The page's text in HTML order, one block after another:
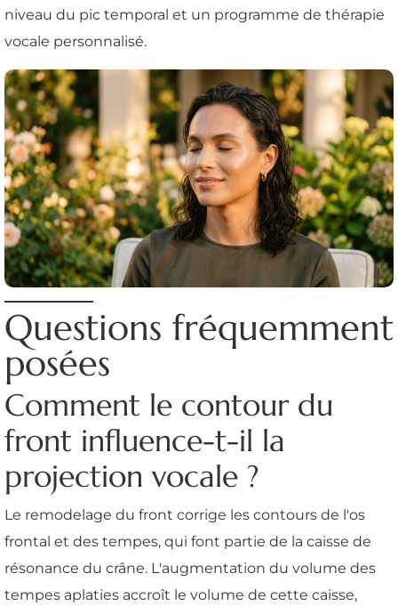
niveau du pic temporal et un programme de thérapie
vocale personnalisé.
Questions fréquemment
posées
Comment le contour du
front influence-t-il la
projection vocale ?
Le remodelage du front corrige les contours de l'os
frontal et des tempes, qui font partie de la caisse de
résonance du crâne. L'augmentation du volume des
tempes aplaties accroît le volume de cette caisse,